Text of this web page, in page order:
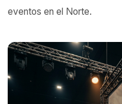
eventos en el Norte.